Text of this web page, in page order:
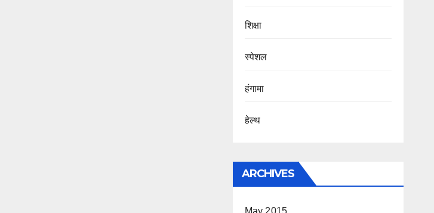
शिक्षा
स्पेशल
हंगामा
हेल्थ
ARCHIVES
May 2015